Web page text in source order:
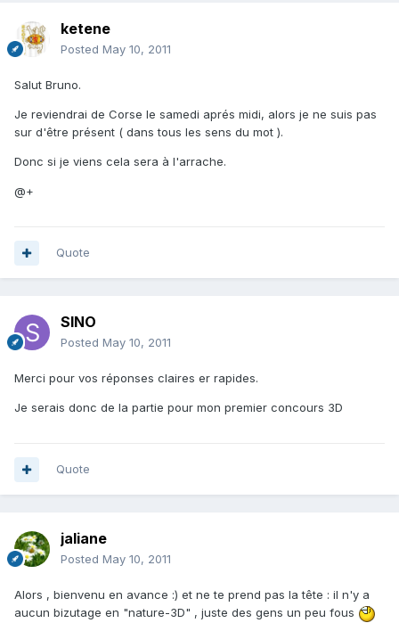
ketene
Posted May 10, 2011
Salut Bruno.
Je reviendrai de Corse le samedi aprés midi, alors je ne suis pas
sur d'être présent ( dans tous les sens du mot ).
Donc si je viens cela sera à l'arrache.
@+
Quote
SINO
Posted May 10, 2011
Merci pour vos réponses claires er rapides.
Je serais donc de la partie pour mon premier concours 3D
Quote
jaliane
Posted May 10, 2011
Alors , bienvenu en avance :) et ne te prend pas la tête : il n'y a
aucun bizutage en "nature-3D" , juste des gens un peu fous